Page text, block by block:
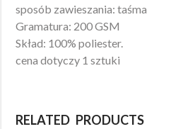
sposób zawieszania: taśma
Gramatura: 200 GSM
Skład: 100% poliester.
cena dotyczy 1 sztuki
RELATED PRODUCTS